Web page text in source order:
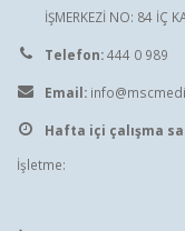
İŞMERKEZİ NO: 84 İÇ
Telefon:444 0 989
Email:
Hafta içi çalışma
İşletme: